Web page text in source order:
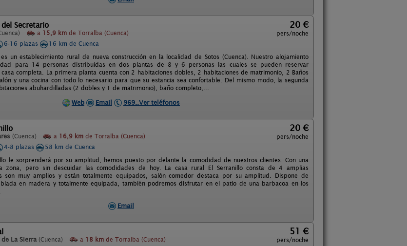
del Secretario
a 15,9 km de Torralba (Cuenca)
20 €
pers/noche
6-16 plazas
16 km de Cuenca
un establecimiento rural de nueva construcción en la localidad de Sotos (Cuenca). Nuestro alojamiento
para 14 personas distribuidas en dos plantas de 8 y 6 personas las cuales se pueden reservar
completa. La primera planta cuenta con 2 habitaciones dobles, 2 habitaciones de matrimonio, 2 Baños
y una cocina con todo lo necesario para que su estancia sea confortable. Del mismo modo, la segunda
abuhardilladas (2 dobles y 1 de matrimonio), baño completo,...
Web
Email 969..Ver teléfonos
(Cuenca) a 16,9 km de Torralba (Cuenca)
20 €
pers/noche
4-8 plazas
58 km de Cuenca
le sorprenderá por su amplitud, hemos puesto por delante la comodidad de nuestros clientes. Con una
zona, pero sin descuidar las comodidades de hoy. La casa rural El Serranillo consta de 4 amplias
son muy amplios y están totalmente equipados, salón comedor destaca por su amplitud. Dispone de
en madera y totalmente equipada, también podremos disfrutar en el patio de una barbacoa en los
Email
La Sierra (Cuenca) a 18 km de Torralba (Cuenca)
51 €
pers/noche